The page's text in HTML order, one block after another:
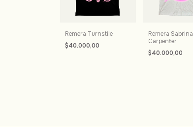
Remera Turnstile
$40.000,00
Remera Sabrina
Carpenter
$40.000,00